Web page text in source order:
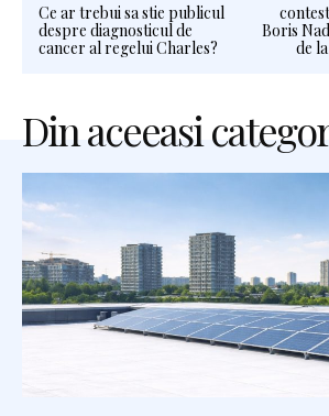
Ce ar trebui sa stie publicul
despre diagnosticul de
cancer al regelui Charles?
Boris
de
Din aceeasi